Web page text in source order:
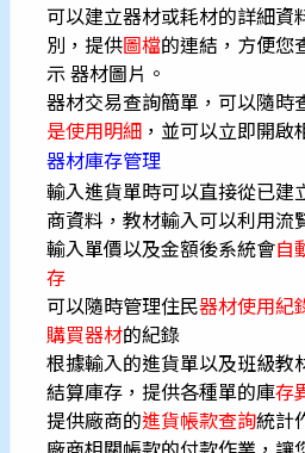
可以建立器材或耗材的詳細資
別，提供圖檔的連結，方便您
示 器材圖片。
器材交易查詢簡單，可以隨時
是使用明細 ，並可以立即開啟
器材庫存管理
輸入進貨單時可以直接從已建
商資料，教材輸入可以利用流
輸入單價以及金額後系統會自
存
可以隨時管理住民器材使用紀
購買器材的紀錄
根據輸入的進貨單以及班級教
結算庫存，提供各種單的庫存
提供廠商的進貨帳款查詢統計